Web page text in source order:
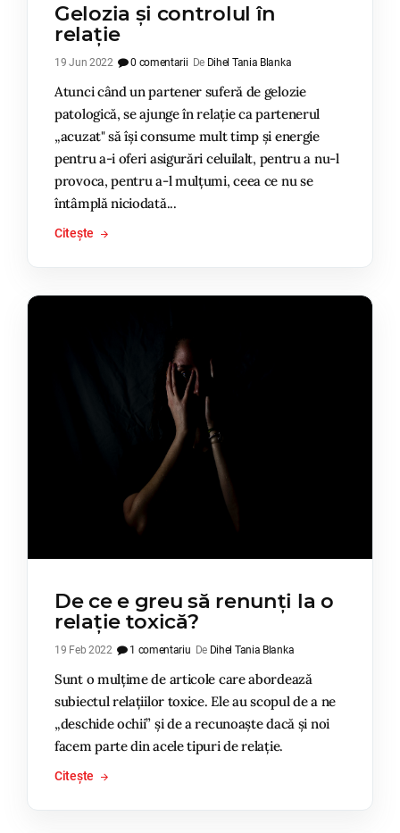
Gelozia și controlul în
relație
19 Jun 2022 0 comentarii De Dihel Tania Blanka
Atunci când un partener suferă de gelozie
patologică, se ajunge în relație ca partenerul
„acuzat" să își consume mult timp și energie
pentru a-i oferi asigurări celuilalt, pentru a nu-l
provoca, pentru a-l mulțumi, ceea ce nu se
întâmplă niciodată...
Citește
De ce e greu să renunți la o
relație toxică?
19 Feb 2022 1 comentariu De Dihel Tania Blanka
Sunt o mulțime de articole care abordează
subiectul relațiilor toxice. Ele au scopul de a ne
„deschide ochii” și de a recunoaște dacă și noi
facem parte din acele tipuri de relație.
Citește